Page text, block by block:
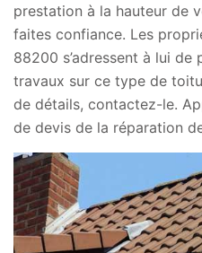
prestation à la hauteur de
faites confiance. Les
88200 s’adressent à lui de
travaux sur ce type de
de détails, contactez-le.
de devis de la réparation